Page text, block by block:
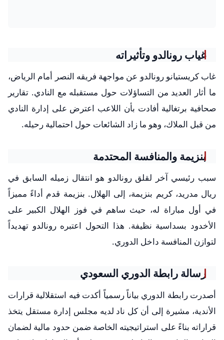
غياب رونالدو وتأثيراته
غاب كريستيانو رونالدو عن مواجهة فريقه النصر أمام الرياض،
ما أثار العديد من التساؤلات حول مستقبله مع النادي. تقارير
صحافية برتغالية أفادت بأن اللاعب اعترض على إدارة النادي
من قبل الملاك، وهو ما زاد الشائعات حول احتمالية رحيله.
بنزيمة والمنافسة المحتدمة
سبب رئيسي آخر لقلق رونالدو هو انتقال زميله السابق في
ريال مدريد، كريم بنزيمة، إلى الهلال. بنزيمة قدم أداءً مميزاً
في أول مباراة له، حيث ساهم في فوز الهلال الكبير على
الأخدود بسداسية نظيفة. هذا التحول اعتبره رونالدو تهديداً
لتوازن المنافسة داخل الدوري.
رسالة رابطة الدوري السعودي
أصدرت رابطة الدوري بياناً رسمياً أكدت فيه استقلالية قرارات
الأندية، مشيرة إلى أن كل ناد لديه مجلس إدارة مستقل يتخذ
قراراته بناءً على استراتيجيته الخاصة ضمن حدود مالية لضمان